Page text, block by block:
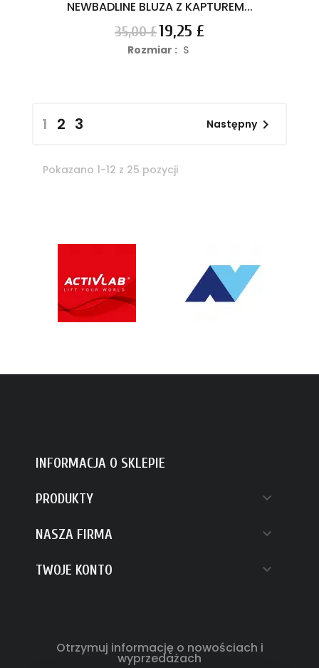
NEWBADLINE BLUZA Z KAPTUREM...
Cena
podstawowa
35,00 £Cena
19,25 £
Rozmiar : S
1 2 3 Następny
Pokazano 1-12 z 25 pozycji
INFORMACJA O SKLEPIE
PRODUKTY 
NASZA FIRMA 
TWOJE KONTO 
Otrzymuj informację o nowościach i
wyprzedażach